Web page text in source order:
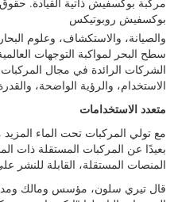
بوكسفيش روبوتيكس
والصيانة، والاستكشاف، وعلوم
سطح البحر لمواكبة التوجهات
الشركات الرائدة في مجال
الاستخدام، والرؤية الواضحة،
متعدد الاستخدامات
مع تولي المركبات تحت الماء
بعيدًا عن المركبات المستقلة ذات
المنصات المستقلة، القابلة
قال تيري سلون، مؤسس ومالك